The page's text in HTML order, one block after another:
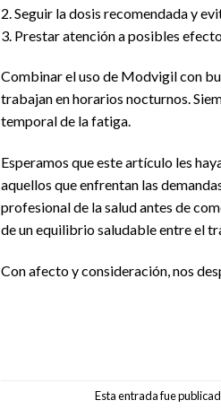
2. Seguir la dosis recomendada y
3. Prestar atención a posibles
Combinar el uso de Modvigil con
trabajan en horarios nocturnos.
temporal de la fatiga.
Esperamos que este artículo les
aquellos que enfrentan las
profesional de la salud antes de
de un equilibrio saludable entre el
Con afecto y consideración, nos
Esta entrada fue